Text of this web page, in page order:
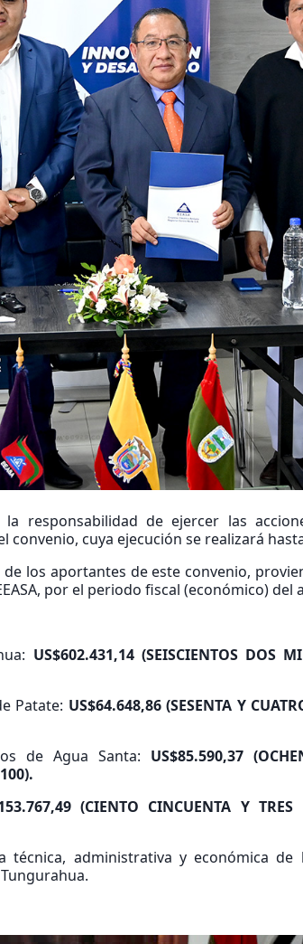
la responsabilidad de ejercer las
cuya ejecución se realizará
los aportantes de este convenio,
por el periodo fiscal (económico) del
US$602.431,14 (SEISCIENTOS DOS
Patate: US$64.648,86 (SESENTA Y
de Agua Santa: US$85.590,37
(CIENTO CINCUENTA Y TRES
técnica, administrativa y económica de